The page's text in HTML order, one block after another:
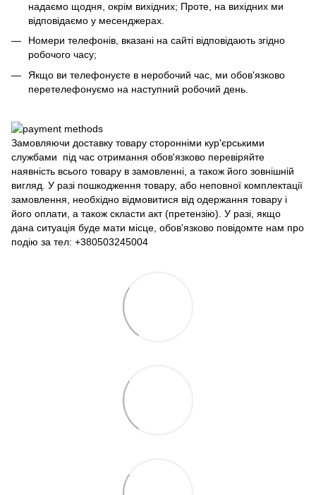
надаємо щодня, окрім вихідних; Проте, на вихідних ми
відповідаємо у месенджерах.
Номери телефонів, вказані на сайті відповідають згідно
робочого часу;
Якщо ви телефонуєте в неробочий час, ми обов'язково
перетелефонуємо на наступний робочий день.
Замовляючи доставку товару сторонніми кур'єрськими
службами під час отримання обов'язково перевіряйте
наявність всього товару в замовленні, а також його зовнішній
вигляд. У разі пошкодження товару, або неповної комплектації
замовлення, необхідно відмовитися від одержання товару і
його оплати, а також скласти акт (претензію). У разі, якщо
дана ситуація буде мати місце, обов'язково повідомте нам про
подію за тел: +380503245004